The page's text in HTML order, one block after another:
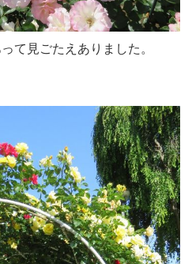
て見ごたえありました。